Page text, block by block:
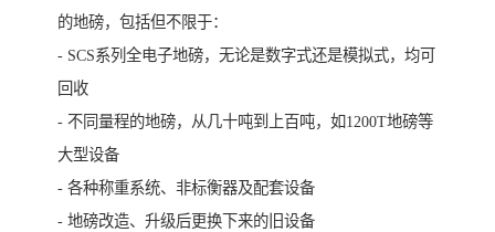
的地磅，包括但不限于：
- SCS系列全电子地磅，无论是数字式还是模拟式，均可
回收
- 不同量程的地磅，从几十吨到上百吨，如1200T地磅等
大型设备
- 各种称重系统、非标衡器及配套设备
- 地磅改造、升级后更换下来的旧设备